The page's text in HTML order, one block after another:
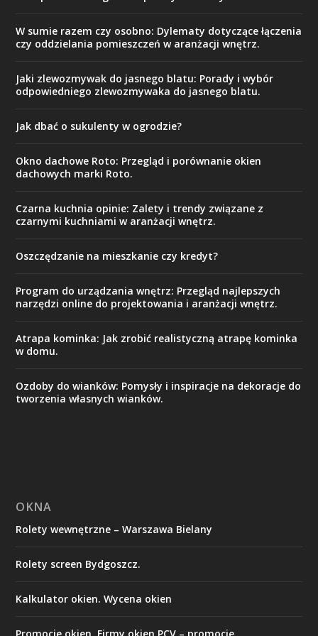
W sumie razem czy osobno: Dylematy dotyczące łączenia
czy oddzielania pomieszczeń w aranżacji wnętrz.
Jaki zlewozmywak do jasnego blatu: Porady i wybór
odpowiedniego zlewozmywaka do jasnego blatu.
Jak dbać o sukulenty w ogrodzie?
Okno dachowe Roto: Przegląd i porównanie okien
dachowych marki Roto.
Czarna kuchnia opinie: Zalety i trendy związane z
czarnymi kuchniami w aranżacji wnętrz.
Oszczędzanie na mieszkanie czy kredyt?
Program do urządzania wnętrz: Przegląd najlepszych
narzędzi online do projektowania i aranżacji wnętrz.
Atrapa kominka: Jak zrobić realistyczną atrapę kominka
w domu.
Ozdoby do wianków: Pomysły i inspiracje na dekoracje do
tworzenia własnych wianków.
OKNA
Rolety wewnętrzne – Warszawa Bielany
Rolety screen Bydgoszcz.
Kalkulator okien. Wycena okien